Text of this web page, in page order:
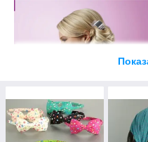
Правильно підібраний